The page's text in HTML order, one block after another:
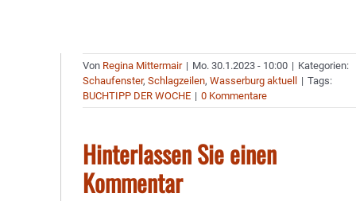
Von Regina Mittermair | Mo. 30.1.2023 - 10:00 | Kategorien:
Schaufenster,Schlagzeilen,Wasserburg aktuell | Tags:
BUCHTIPP DER WOCHE | 0 Kommentare
Hinterlassen Sie einen
Kommentar